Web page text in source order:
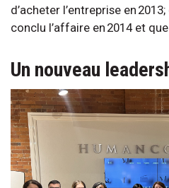
d’acheter l’entreprise en
conclu l’affaire en 2014 et
Un nouveau